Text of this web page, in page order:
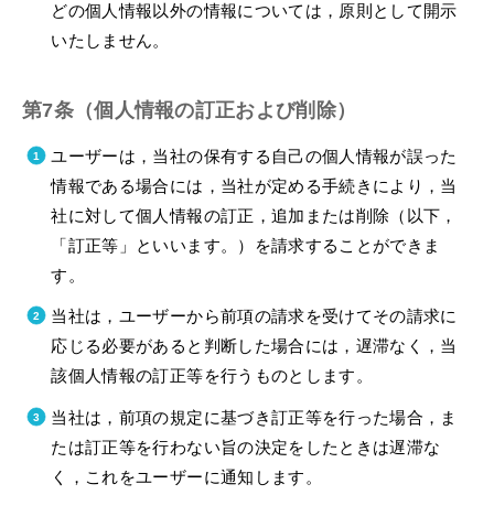
どの個人情報以外の情報については，原則として開示
いたしません。
第7条（個人情報の訂正および削除）
ユーザーは，当社の保有する自己の個人情報が誤った
情報である場合には，当社が定める手続きにより，当
社に対して個人情報の訂正，追加または削除（以下，
「訂正等」といいます。）を請求することができま
す。
当社は，ユーザーから前項の請求を受けてその請求に
応じる必要があると判断した場合には，遅滞なく，当
該個人情報の訂正等を行うものとします。
当社は，前項の規定に基づき訂正等を行った場合，ま
たは訂正等を行わない旨の決定をしたときは遅滞な
く，これをユーザーに通知します。